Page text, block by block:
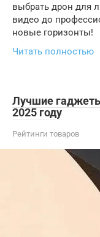
выбрать дрон для
видео до
новые горизонты!
Читать полностью
Лучшие
2025 году
Рейтинги товаров